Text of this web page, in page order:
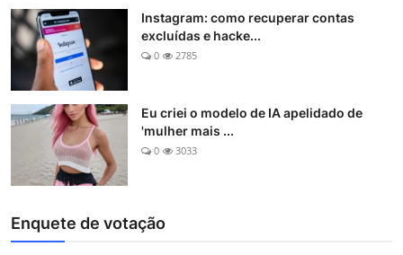
Instagram: como recuperar contas
excluídas e hacke...
0 2785
Eu criei o modelo de IA apelidado de
'mulher mais ...
0 3033
Enquete de votação